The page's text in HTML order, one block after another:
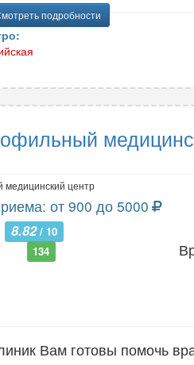
подробности
центр
от 900 до 5000
8.82/ 10
134
Вам готовы помочь